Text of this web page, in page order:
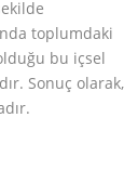
toplumdaki
bu içsel
Sonuç olarak,